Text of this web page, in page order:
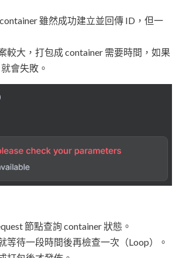
container 雖然成功建立並回傳 ID，但一
較大，打包成 container 需要時間，如果
會失敗。
節點查詢 container 狀態。
等待一段時間後再檢查一次（Loop）。